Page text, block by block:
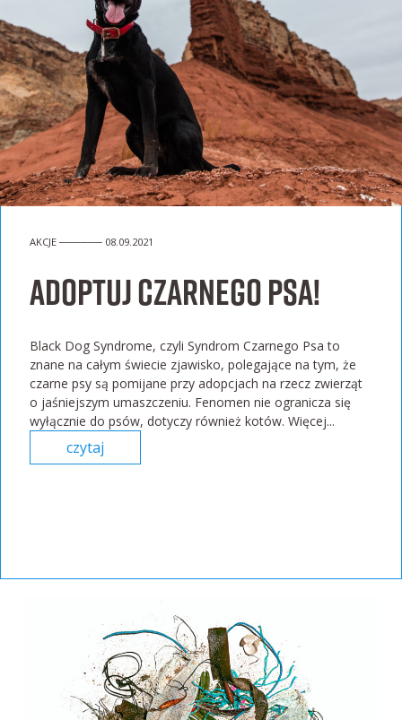
AKCJE ────── 08.09.2021
Adoptuj czarnego psa!
Black Dog Syndrome, czyli Syndrom Czarnego Psa to
znane na całym świecie zjawisko, polegające na tym, że
czarne psy są pomijane przy adopcjach na rzecz zwierząt
o jaśniejszym umaszczeniu. Fenomen nie ogranicza się
wyłącznie do psów, dotyczy również kotów. Więcej...
czytaj